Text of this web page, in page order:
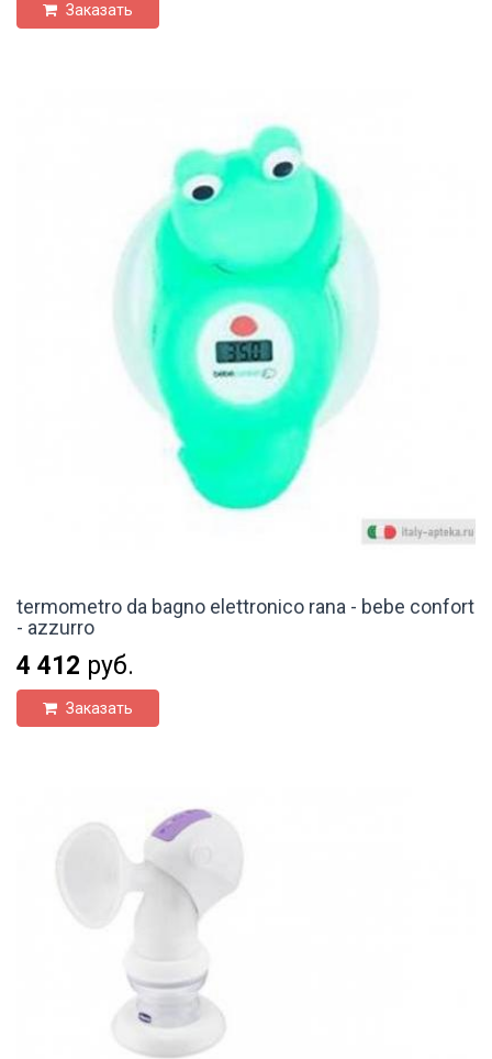
Заказать
termometro da bagno elettronico rana - bebe confort
- azzurro
4 412 руб.
Заказать